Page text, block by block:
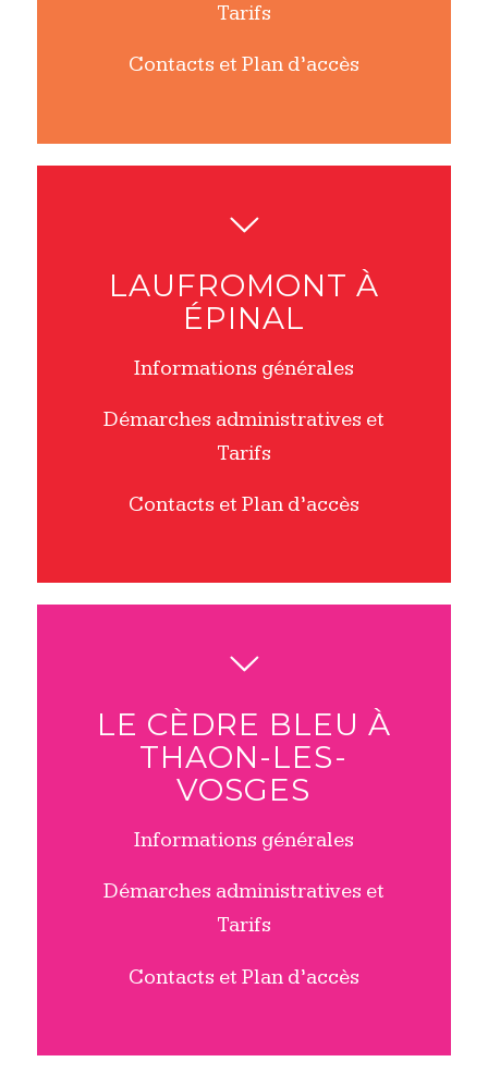
Tarifs
Contacts et Plan d’accès
LAUFROMONT À
ÉPINAL
Informations générales
Démarches administratives et
Tarifs
Contacts et Plan d’accès
LE CÈDRE BLEU À
THAON-LES-
VOSGES
Informations générales
Démarches administratives et
Tarifs
Contacts et Plan d’accès